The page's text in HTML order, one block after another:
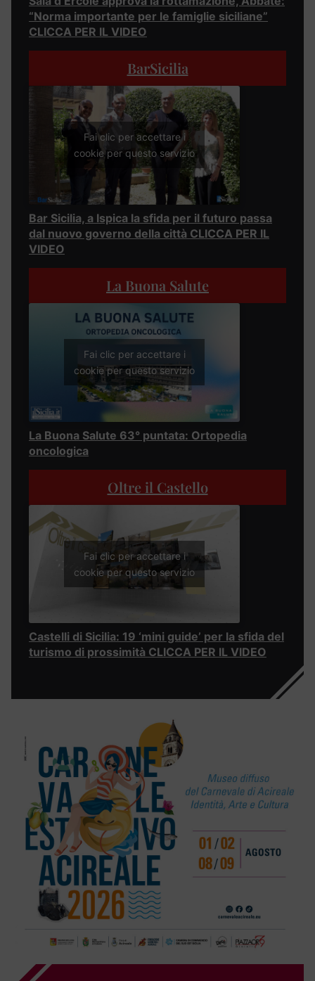
“Norma importante per le famiglie siciliane”
CLICCA PER IL VIDEO
BarSicilia
Fai clic per accettare i
cookie per questo servizio
Bar Sicilia, a Ispica la sfida per il futuro passa
dal nuovo governo della città CLICCA PER IL
VIDEO
La Buona Salute
Fai clic per accettare i
cookie per questo servizio
La Buona Salute 63° puntata: Ortopedia
oncologica
Oltre il Castello
Fai clic per accettare i
cookie per questo servizio
Castelli di Sicilia: 19 ‘mini guide’ per la sfida del
turismo di prossimità CLICCA PER IL VIDEO